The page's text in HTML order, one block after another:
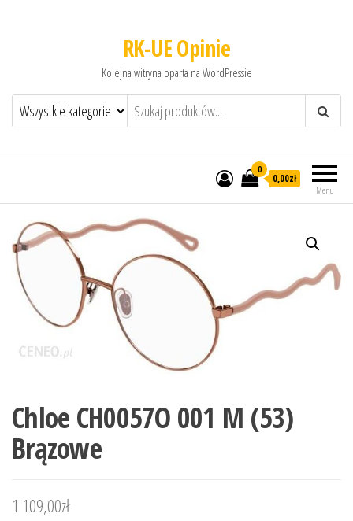
RK-UE Opinie
Kolejna witryna oparta na WordPressie
Menu
0
0,00zł
Chloe CH0057O 001 M (53)
Brązowe
1 109,00zł